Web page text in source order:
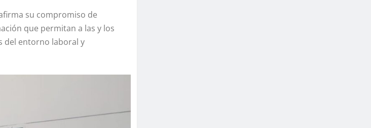
su compromiso de
que permitan a las y los
del entorno laboral y